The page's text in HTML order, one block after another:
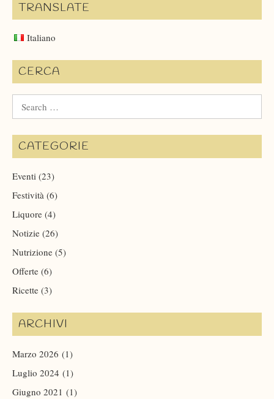
TRANSLATE
Italiano
CERCA
for:
CATEGORIE
Eventi (23)
Festività (6)
Liquore (4)
Notizie (26)
Nutrizione (5)
Offerte (6)
Ricette (3)
ARCHIVI
Marzo 2026 (1)
Luglio 2024 (1)
Giugno 2021 (1)